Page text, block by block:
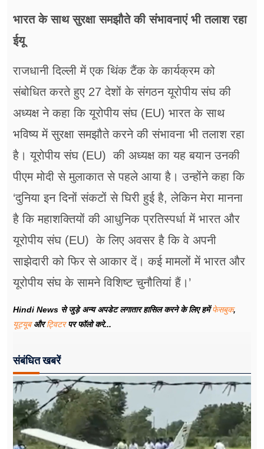
भारत के साथ सुरक्षा समझौते की संभावनाएं भी तलाश रहा
ईयू
राजधानी दिल्ली में एक थिंक टैंक के कार्यक्रम को
संबोधित करते हुए 27 देशों के संगठन यूरोपीय संघ की
अध्यक्ष ने कहा कि यूरोपीय संघ (EU) भारत के साथ
भविष्य में सुरक्षा समझौते करने की संभावना भी तलाश रहा
है। यूरोपीय संघ (EU) की अध्यक्ष का यह बयान उनकी
पीएम मोदी से मुलाकात से पहले आया है। उन्होंने कहा कि
‘दुनिया इन दिनों संकटों से घिरी हुई है, लेकिन मेरा मानना
है कि महाशक्तियों की आधुनिक प्रतिस्पर्धा में भारत और
यूरोपीय संघ (EU) के लिए अवसर है कि वे अपनी
साझेदारी को फिर से आकार दें। कई मामलों में भारत और
यूरोपीय संघ के सामने विशिष्ट चुनौतियां हैं।’
Hindi News से जुड़े अन्य अपडेट लगातार हासिल करने के लिए हमेंफेसबुक,
यूट्यूबऔरट्विटरपर फॉलो करे...
संबंधित खबरें